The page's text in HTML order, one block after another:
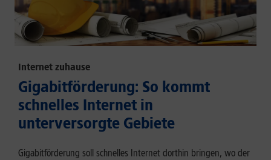
Internet zuhause
Gigabitförderung: So kommt
schnelles Internet in
unterversorgte Gebiete
Gigabitförderung soll schnelles Internet dorthin bringen, wo der